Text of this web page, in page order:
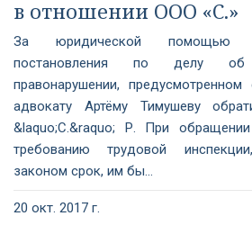
в отношении ООО «С.»
За юридической помощью
постановления по делу об
правонарушении,
адвокату Артёму Тимушеву
&laquo;С.&raquo; Р. При
требованию трудовой
законом срок, им бы...
20 окт. 2017 г.